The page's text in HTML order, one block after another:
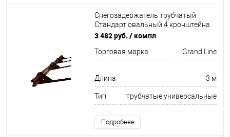
Снегозадержатель трубчатый
Стандарт овальный 4 кронштейна
Оцинков+порошковый окрас
3 482 руб. / компл
Торговая марка Grand Line
Длина 3 м
Тип трубчатые универсальные
Подробнее